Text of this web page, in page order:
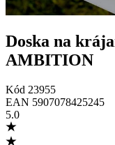
Doska na
AMBITION
Kód 23955
EAN 5907078425245
5.0